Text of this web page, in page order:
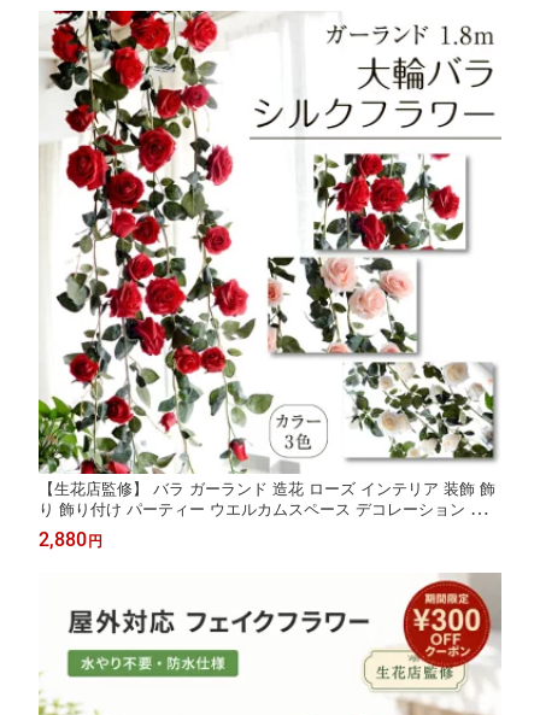
【生花店監修】 バラ ガーランド 造花 ローズ インテリア 装飾 飾
り 飾り付け パーティー ウエルカムスペース デコレーション ディ
スプレイ ホテル イベント 店舗 結婚式 ウエディング 背景 フォト
スタジオ Kugusa ＼レビュー特典あり／
2,880 円